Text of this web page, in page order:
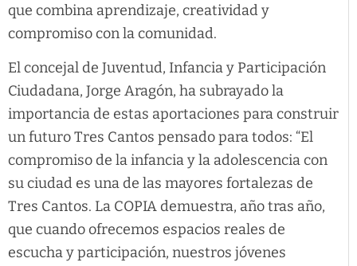
que combina aprendizaje, creatividad y
compromiso con la comunidad.
El concejal de Juventud, Infancia y Participación
Ciudadana, Jorge Aragón, ha subrayado la
importancia de estas aportaciones para construir
un futuro Tres Cantos pensado para todos: “El
compromiso de la infancia y la adolescencia con
su ciudad es una de las mayores fortalezas de
Tres Cantos. La COPIA demuestra, año tras año,
que cuando ofrecemos espacios reales de
escucha y participación, nuestros jóvenes